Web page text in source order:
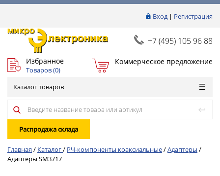
Вход| Регистрация
+7 (495) 105 96 88
Избранное
Товаров (0)
Коммерческое предложение
Каталог товаров
Распродажа склада
Главная / Каталог/ РЧ-компоненты коаксиальные/Адаптеры /
Адаптеры SM3717